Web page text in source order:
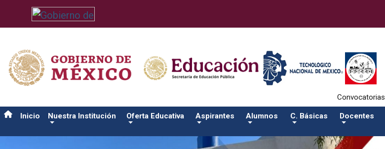
/usr/bin/ruby /www/wwwroot/sjuanrio.tecnm.mx/api/article.rb 43-alumnos/pdfSalida del comando:
Convocatorias
Inicio Nuestra Institución Oferta Educativa Aspirantes Alumnos C. Básicas Docentes